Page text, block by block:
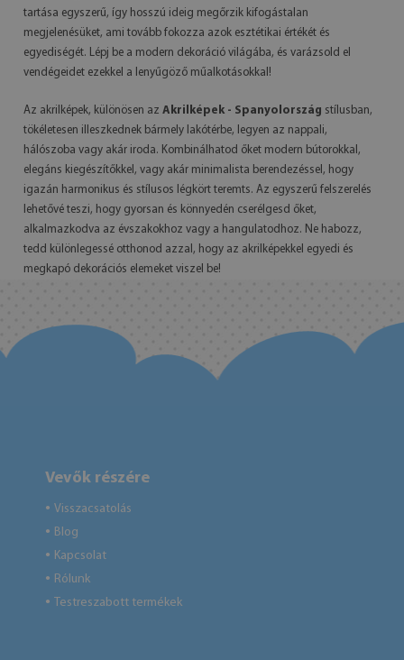
tartása egyszerű, így hosszú ideig megőrzik kifogástalan
megjelenésüket, ami tovább fokozza azok esztétikai értékét és
egyediségét. Lépj be a modern dekoráció világába, és varázsold el
vendégeidet ezekkel a lenyűgöző műalkotásokkal!
Az akrilképek, különösen az Akrilképek - Spanyolország stílusban,
tökéletesen illeszkednek bármely lakótérbe, legyen az nappali,
hálószoba vagy akár iroda. Kombinálhatod őket modern bútorokkal,
elegáns kiegészítőkkel, vagy akár minimalista berendezéssel, hogy
igazán harmonikus és stílusos légkört teremts. Az egyszerű felszerelés
lehetővé teszi, hogy gyorsan és könnyedén cserélgesd őket,
alkalmazkodva az évszakokhoz vagy a hangulatodhoz. Ne habozz,
tedd különlegessé otthonod azzal, hogy az akrilképekkel egyedi és
megkapó dekorációs elemeket viszel be!
Vevők részére
● Visszacsatolás
● Blog
● Kapcsolat
● Rólunk
● Testreszabott termékek